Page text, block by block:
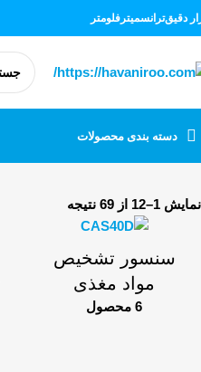
دقیقترانسمیتر فلومتر
دسته بندی محصولات
نمایش 1–12 از 69 نتیجه
سنسور تشخیص
مواد مغذی
6 محصول